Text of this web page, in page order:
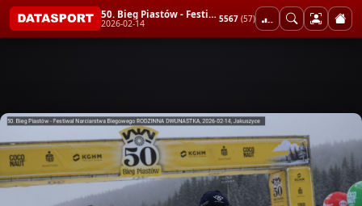
50. Bieg Piastów - Festiwal Narciarstwa Biegowego RODZINNA DWUNASTKA
2026-02-14 5567 (57)